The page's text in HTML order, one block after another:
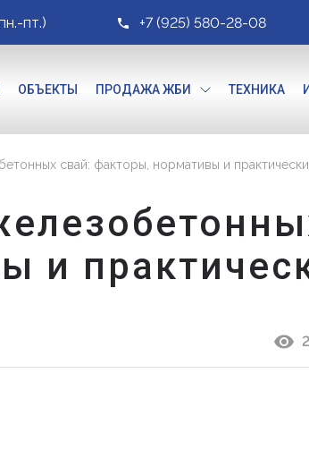
пт.) +7 (925) 580-28-08
ОБЪЕКТЫ ПРОДАЖА ЖБИ ТЕХНИКА
свай: факторы, нормативы и
и